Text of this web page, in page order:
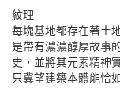
紋理
每塊基地都存在著土
是帶有濃濃醇厚故事
史，並將其元素精神
只冀望建築本體能恰